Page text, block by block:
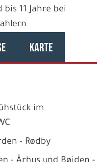
11 Jahre bei
KARTE
im
- Rødby